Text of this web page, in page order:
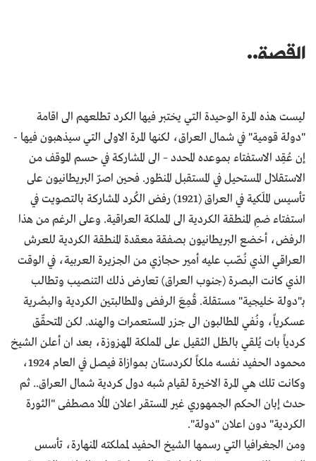
القصة..
ليست هذه المرة الوحيدة التي يختبر فيها الكرد تطلعهم الى اقامة
"دولة قومية" في شمال العراق، لكنها المرة الاولى التي سيذهبون فيها -
إن عُقِد الاستفتاء بموعده المحدد – الى المشاركة في حسم الموقف من
الاستقلال المستحيل في المستقبل المنظور. فحين اصرّ البريطانيون على
تأسيس الملَكية في العراق (1921) رفض الكُرد المشاركة بالتصويت في
استفتاء ضمِ المنطقة الكردية الى المملكة العراقية. وعلى الرغم من هذا
الرفض، أخضع البريطانيون بصفقة معقدة المنطقة الكردية للعرش
العراقي الذي نُصّب عليه أمير حجازي من الجزيرة العربية، في الوقت
الذي كانت البصرة (جنوب العراق) تعارض ذلك التنصيب وتطالب
بـ"دولة خليجية" مستقلة. قُمِعَ الرفض والمطالبتين الكردية والبصْرية
عسكرياً، ونُفي المطالبون الى جزر المستعمرات والهند. لكن المتحقّق
كردياً بات يُلقي بالظل الثقيل على المملكة المهزوزة، بعد ان أعلن الشيخ
محمود الحفيد نفسه ملكاً لكردستان بموازاة فيصل في العام 1924،
وكانت تلك هي المرة الاخيرة لقيام شبه دول كردية شمال العراق.. ثم
حدث إبان الحكم الجمهوري غير المستقر اعلان المُلا مصطفى "الثورة
الكردية" دون اعلان "دولة".
ومن الجغرافيا التي رسمها الشيخ الحفيد لمملكته المنهارة، تأسس